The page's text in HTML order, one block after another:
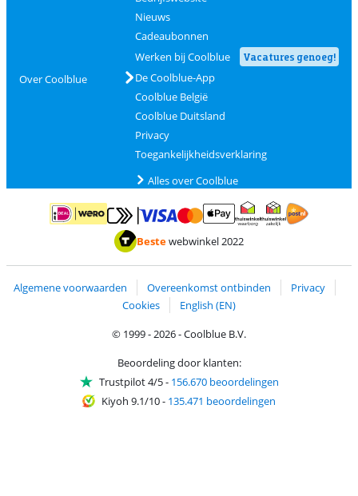
Over Coolblue
Nieuws
Cadeaubonnen
Werken bij Coolblue
Vacatures genoeg!
De Coolblue-App
Coolblue België
Coolblue Duitsland
Privacy
Toegankelijkheidsverklaring
Alles over Coolblue
Betalen met iDEAL | WeroBetalen met MasterCard en Visa via ClickToPay
Betalen met ApplePay
Thuiswinkel waarborg
Bestewebwinkel 2022
Algemene voorwaarden Overeenkomst ontbinden
Privacy
Cookies
English (EN)
© 1999 - 2026 - Coolblue B.V.
Beoordeling door klanten:
Trustpilot 4/5- 156.670 beoordelingen
Kiyoh 9.1/10- 135.471 beoordelingen